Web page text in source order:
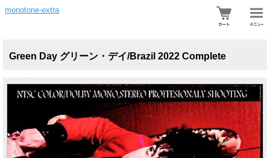
monotone-extra
Green Day グリーン・デイ/Brazil 2022 Complete